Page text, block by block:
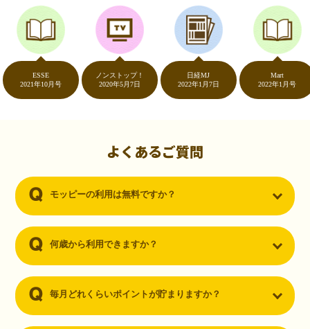
友達に勧められてモッピーをはじめました。空いた時間にスマホで買
い物をすることが多いのですが、モッピーを経由するだけでショップ
のポイントとモッピーのポイントが二重で貯まることを知り、ビック
リ…！いつものネットショッピングをモッピーを経由するだけでポイ
ントが貯まるなんて…もっと早く教えてほしかった～！貯まったポイ
ントはギフト券に交換して、プチ贅沢を楽しんでます♪
（30代・男性）
ーを知りました。クレジットカードを発行するだけでポイントが貯ま
るならと無料登録して、クレジットカードの発行やアプリダウンロー
年10月号
ノンストップ！
2020年5月7日
2022年1月7日
2022年1月号
よくあるご質問
モッピーの利用は無料ですか？
何歳から利用できますか？
毎月どれくらいポイントが貯まりますか？